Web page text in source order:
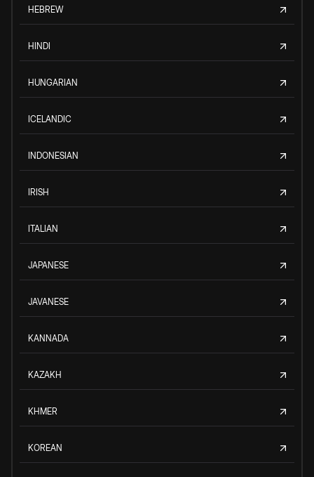
HEBREW
HINDI
HUNGARIAN
ICELANDIC
INDONESIAN
IRISH
ITALIAN
JAPANESE
JAVANESE
KANNADA
KAZAKH
KHMER
KOREAN